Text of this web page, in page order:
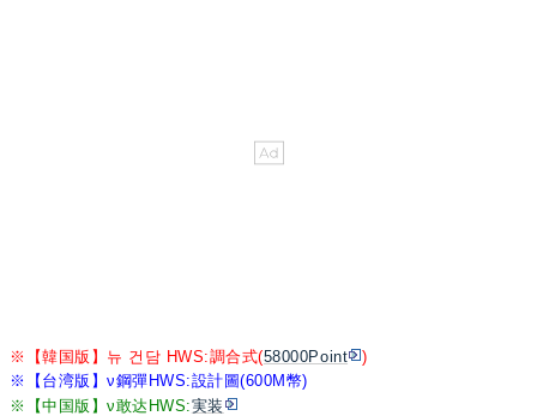
※【韓国版】뉴 건담 HWS:調合式(58000Point
)
※【台湾版】ν鋼彈HWS:設計圖(600M幣)
※【中国版】ν敢达HWS:実装